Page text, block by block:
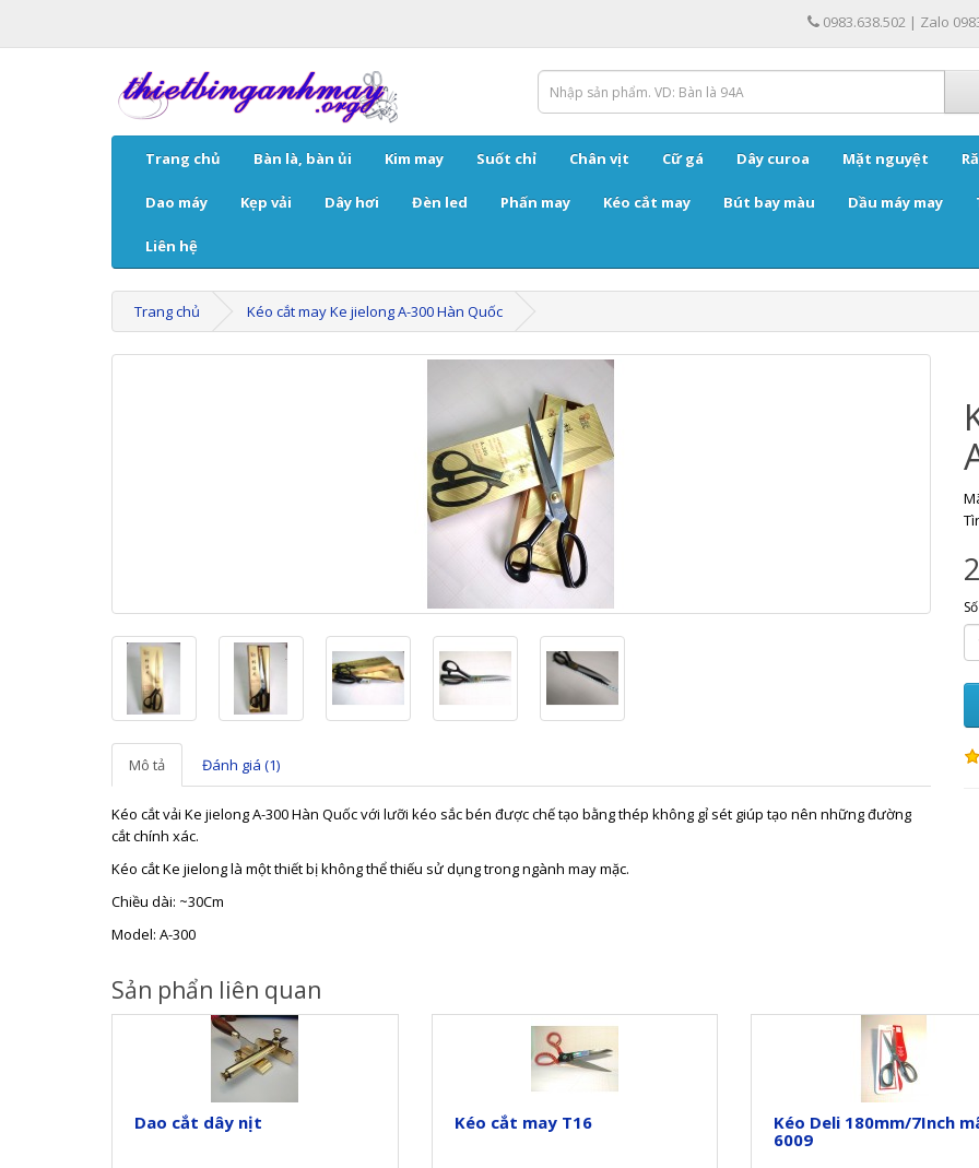
0983.638.502 | Zalo
Trang chủ Bàn là, bàn ủi Kim may Suốt chỉ Chân vịt Cữ gá Dây curoa Mặt nguyệt
Dao máy Kẹp vải Dây hơi Đèn led Phấn may Kéo cắt may Bút bay màu Dầu máy may
Liên hệ
Trang chủ Kéo cắt may Ke jielong A-300 Hàn Quốc
Mô tả Đánh giá (1)
Kéo cắt vải Ke jielong A-300 Hàn Quốc với lưỡi kéo sắc bén được chế tạo bằng thép không gỉ sét giúp tạo nên những đường
cắt chính xác.
Kéo cắt Ke jielong là một thiết bị không thể thiếu sử dụng trong ngành may mặc.
Chiều dài: ~30Cm
Model: A-300
Sản phẩn liên quan
Dao cắt dây nịt Kéo cắt may T16
Kéo Deli 180mm/7Inch
6009